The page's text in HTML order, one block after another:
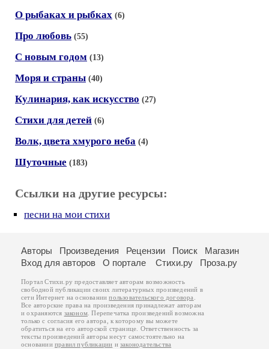
О рыбаках и рыбках (6)
Про любовь (55)
С новым годом (13)
Моря и страны (40)
Кулинария, как искусство (27)
Стихи для детей (6)
Волк, цвета хмурого неба (4)
Шуточные (183)
Ссылки на другие ресурсы:
песни на мои стихи
Авторы Произведения Рецензии Поиск
Магазин
Вход для авторов
О портале Стихи.ру Проза.ру
Портал Стихи.ру предоставляет авторам возможность
свободной публикации своих литературных произведений в
сети Интернет на основаниипользовательского договора
Все авторские права на произведения принадлежат авторам
и охраняются законом . Перепечатка произведений возможна
только с согласия его автора, к которому вы можете
обратиться на его авторской странице. Ответственность за
тексты произведений авторы несут самостоятельно на
основанииправил публикации изаконодательства